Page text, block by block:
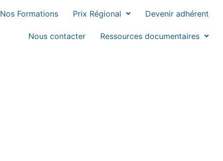
Nos Formations Prix Régional Devenir adhérent
Nous contacter Ressources documentaires